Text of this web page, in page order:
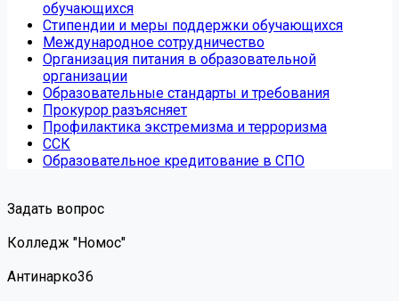
обучающихся
Стипендии и меры поддержки обучающихся
Международное сотрудничество
Организация питания в образовательной
организации
Образовательные стандарты и требования
Прокурор разъясняет
Профилактика экстремизма и терроризма
ССК
Образовательное кредитование в СПО
Задать вопрос
Колледж "Номос"
Антинарко36